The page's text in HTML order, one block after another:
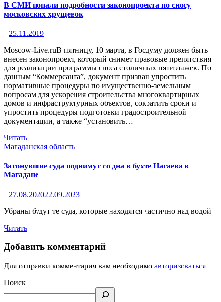
В СМИ попали подробности законопроекта по сносу
московских хрущевок
25.11.2019
Moscow-Live.ruВ пятницу, 10 марта, в Госдуму должен быть
внесен законопроект, который снимет правовые препятствия
для реализации программы сноса столичных пятиэтажек. По
данным “Коммерсанта”, документ призван упростить
нормативные процедуры по имущественно-земельным
вопросам для ускорения строительства многоквартирных
домов и инфраструктурных объектов, сократить сроки и
упростить процедуры подготовки градостроительной
документации, а также “установить…
Читать
Магаданская область
Затонувшие суда поднимут со дна в бухте Нагаева в
Магадане
27.08.202022.09.2023
Убраны будут те суда, которые находятся частично над водой
Читать
Добавить комментарий
Для отправки комментария вам необходимо авторизоваться.
Поиск